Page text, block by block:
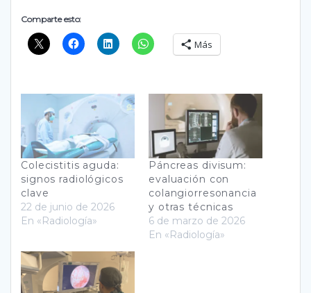
Comparte esto:
Más
Colecistitis aguda:
signos radiológicos
clave
22 de junio de 2026
En «Radiología»
Páncreas divisum:
evaluación con
colangiorresonancia
y otras técnicas
6 de marzo de 2026
En «Radiología»